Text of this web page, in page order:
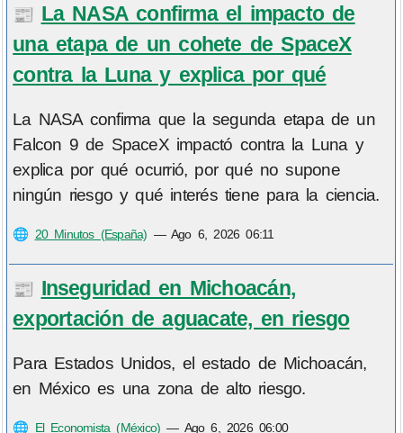
📰 La NASA confirma el impacto de
una etapa de un cohete de SpaceX
contra la Luna y explica por qué
La NASA confirma que la segunda etapa de un
Falcon 9 de SpaceX impactó contra la Luna y
explica por qué ocurrió, por qué no supone
ningún riesgo y qué interés tiene para la ciencia.
🌐 20 Minutos (España) —Ago 6, 2026 06:11
📰 Inseguridad en Michoacán,
exportación de aguacate, en riesgo
Para Estados Unidos, el estado de Michoacán,
en México es una zona de alto riesgo.
🌐 El Economista (México) — Ago 6, 2026 06:00